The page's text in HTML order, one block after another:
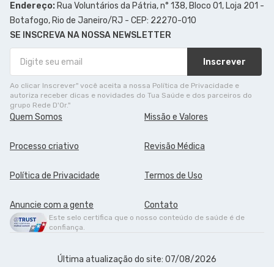
Endereço: Rua Voluntários da Pátria, n° 138, Bloco 01, Loja 201 -
Botafogo, Rio de Janeiro/RJ - CEP: 22270-010
SE INSCREVA NA NOSSA NEWSLETTER
Inscrever
Ao clicar Inscrever" você aceita a nossa Política de Privacidade e
autoriza receber dicas e novidades do Tua Saúde e dos parceiros do
grupo Rede D'Or."
Quem Somos Missão e Valores
Processo criativo Revisão Médica
Política de Privacidade Termos de Uso
Anuncie com a gente Contato
Este selo certifica que o nosso conteúdo de saúde é de
confiança.
Última atualização do site: 07/08/2026